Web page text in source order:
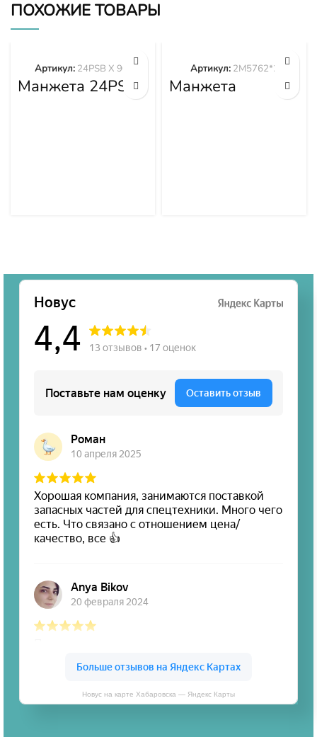
ПОХОЖИЕ ТОВАРЫ
Манжета 24PSB
X 90″
Артикул: 24PSB X 90"
Манжета
2M5762*2
Артикул: 2M5762*2
Новус на карте Хабаровска — Яндекс Карты